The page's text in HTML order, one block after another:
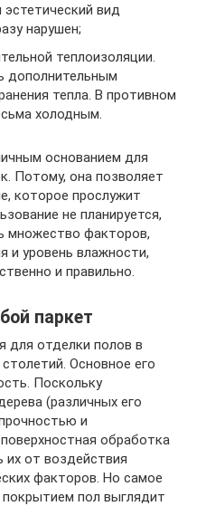
вид
нарушен;
теплоизоляции.
дополнительным
тепла. В противном
холодным.
основанием для
Потому, она позволяет
которое прослужит
не планируется,
множество факторов,
и уровень влажности,
и правильно.
паркет
для отделки полов в
Основное его
Поскольку
(различных его
и
обработка
от воздействия
факторов. Но самое
пол выглядит